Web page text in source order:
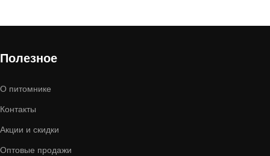
Полезное
О питомнике
Контакты
Акции и скидки
Оптовые продажи